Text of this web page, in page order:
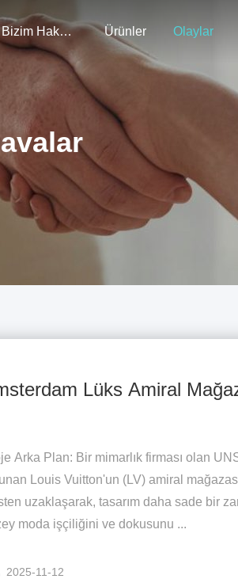
Bizim Hakkımızda Ürünler Olaylar
Lüks Amiral
Arka Plan: Bir mimarlık firması olan
Louis Vuitton'un (LV) amiral
uzaklaşarak, tasarım daha sade bir
moda işçiliğini ve dokusunu ...
2025-11-12